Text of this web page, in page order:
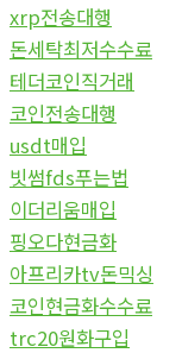
xrp전송대행
돈세탁최저수수료
테더코인직거래
코인전송대행
usdt매입
빗썸fds푸는법
이더리움매입
핑오다현금화
아프리카tv돈믹싱
코인현금화수수료
trc20원화구입